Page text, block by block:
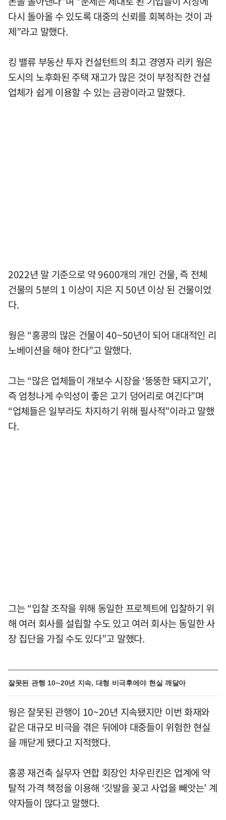
다시 돌아올 수 있도록 대중의 신뢰를 회복하는 것이 과
제”라고 말했다.
킹 밸류 부동산 투자 컨설턴트의 최고 경영자 리키 웡은
도시의 노후화된 주택 재고가 많은 것이 부정직한 건설
업체가 쉽게 이용할 수 있는 금광이라고 말했다.
2022년 말 기준으로 약 9600개의 개인 건물, 즉 전체
건물의 5분의 1 이상이 지은 지 50년 이상 된 건물이었
다.
웡은 “홍콩의 많은 건물이 40~50년이 되어 대대적인 리
노베이션을 해야 한다”고 말했다.
그는 “많은 업체들이 개보수 시장을 ‘뚱뚱한 돼지고기’,
즉 엄청나게 수익성이 좋은 고기 덩어리로 여긴다”며
“업체들은 일부라도 차지하기 위해 필사적”이라고 말했
다.
그는 “입찰 조작을 위해 동일한 프로젝트에 입찰하기 위
해 여러 회사를 설립할 수도 있고 여러 회사는 동일한 사
장 집단을 가질 수도 있다”고 말했다.
잘못된 관행 10∼20년 지속, 대형 비극후에야 현실 깨달아
웡은 잘못된 관행이 10~20년 지속됐지만 이번 화재와
같은 대규모 비극을 겪은 뒤에야 대중들이 위험한 현실
을 깨닫게 됐다고 지적했다.
홍콩 재건축 실무자 연합 회장인 차우린킨은 업계에 약
탈적 가격 책정을 이용해 ‘깃발을 꽂고 사업을 빼앗는’ 계
약자들이 많다고 말했다.